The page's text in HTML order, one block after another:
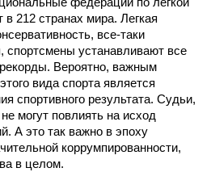
212 странах мира. Легкая
все-таки
спортсмены устанавливают все
Вероятно, важным
вида спорта является
спортивного результата. Судьи,
могут повлиять на исход
А это так важно в эпоху
коррумпированности,
в целом.